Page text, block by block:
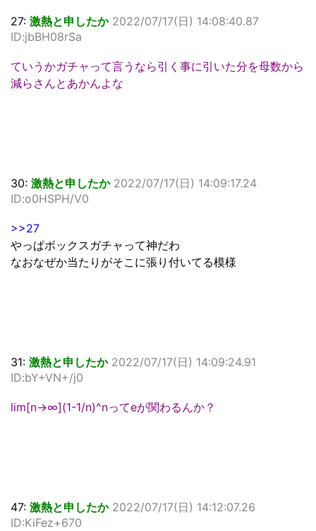
27: 激熱と申したか 2022/07/17(日) 14:08:40.87
ID:jbBH08rSa
ていうかガチャって言うなら引く事に引いた分を母数から
減らさんとあかんよな
30: 激熱と申したか 2022/07/17(日) 14:09:17.24
ID:o0HSPH/V0
>>27
やっぱボックスガチャって神だわ
なおなぜか当たりがそこに張り付いてる模様
31: 激熱と申したか 2022/07/17(日) 14:09:24.91
ID:bY+VN+/j0
lim[n→∞](1-1/n)^nってeが関わるんか？
47: 激熱と申したか 2022/07/17(日) 14:12:07.26
ID:KiFez+670